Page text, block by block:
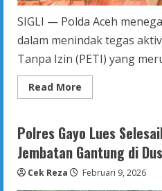
SIGLI — Polda Aceh
dalam menindak tegas
Tanpa Izin (PETI) yang
Read More
more
Aceh
Tindak
Tegas
Tambang
Ilegal
Polres Gayo Lues
Jembatan Gantung di
Cek Reza Februari 9, 2026